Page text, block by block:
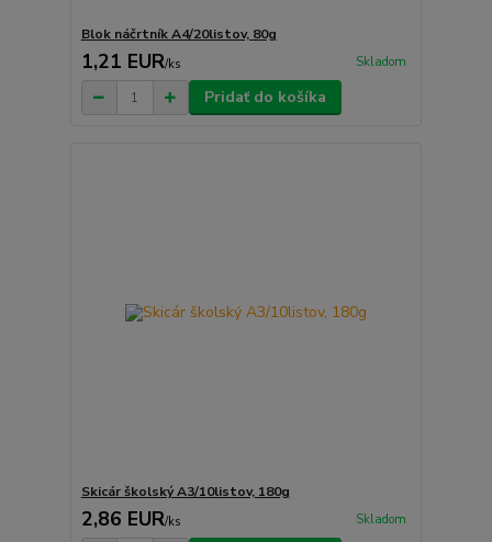
Blok náčrtník A4/20listov, 80g
1,21 EUR/ks Skladom
Pridať do košíka
Skicár školský A3/10listov, 180g
2,86 EUR/ks Skladom